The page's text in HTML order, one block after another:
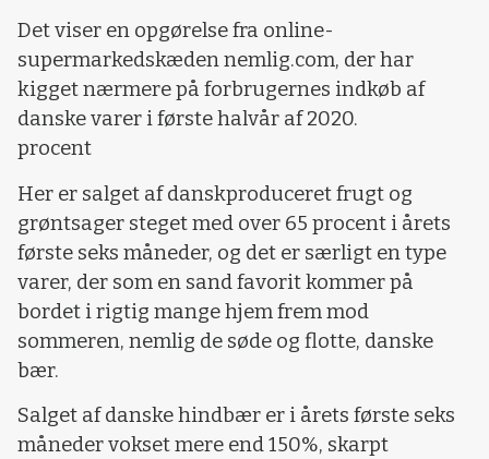
Det viser en opgørelse fra online-
supermarkedskæden nemlig.com, der har
kigget nærmere på forbrugernes indkøb af
danske varer i første halvår af 2020.
procent
Her er salget af danskproduceret frugt og
grøntsager steget med over 65 procent i årets
første seks måneder, og det er særligt en type
varer, der som en sand favorit kommer på
bordet i rigtig mange hjem frem mod
sommeren, nemlig de søde og flotte, danske
bær.
Salget af danske hindbær er i årets første seks
måneder vokset mere end 150%, skarpt